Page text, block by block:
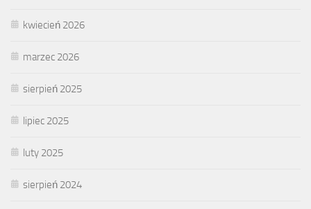
kwiecień 2026
marzec 2026
sierpień 2025
lipiec 2025
luty 2025
sierpień 2024